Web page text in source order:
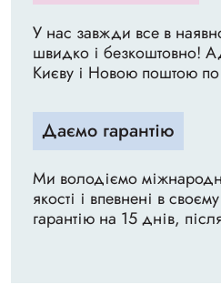
У нас завжди все в
швидко і безкоштовно!
Києву і Новою поштою по
Даємо гарантію
Ми володіємо
якості і впевнені в
гарантію на 15 днів,